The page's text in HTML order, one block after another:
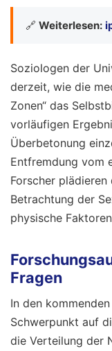
🔗 Weiterlesen:
Soziologen der
derzeit, wie die
Zonen“ das
vorläufigen
Überbetonung
Entfremdung vom
Forscher
Betrachtung der
physische
Fragen
In den
Schwerpunkt auf
die Verteilung der